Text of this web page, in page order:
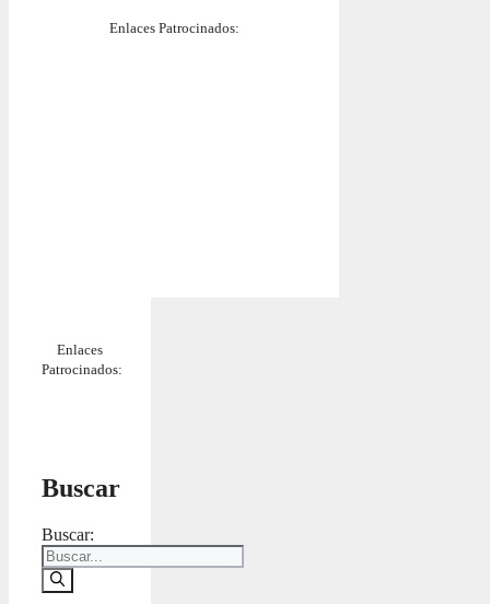
Enlaces Patrocinados:
Enlaces
Patrocinados:
Buscar
Buscar: